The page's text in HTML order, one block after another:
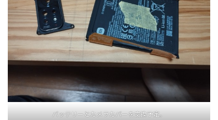
バッテリーとカメラカバーを交換予定。